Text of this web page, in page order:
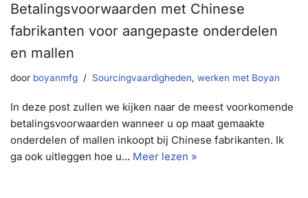
Betalingsvoorwaarden met Chinese
fabrikanten voor aangepaste onderdelen
en mallen
door boyanmfg Sourcingvaardigheden, werken met Boyan
In deze post zullen we kijken naar de meest voorkomende
betalingsvoorwaarden wanneer u op maat gemaakte
onderdelen of mallen inkoopt bij Chinese fabrikanten. Ik
ga ook uitleggen hoe u... Meer lezen »